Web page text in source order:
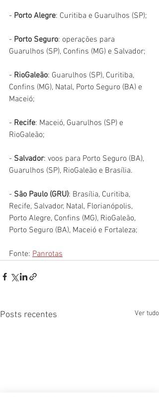
- Porto Alegre: Curitiba e Guarulhos (SP);
- Porto Seguro: operações para
Guarulhos (SP), Confins (MG) e Salvador;
- RioGaleão: Guarulhos (SP), Curitiba,
Confins (MG), Natal, Porto Seguro (BA) e
Maceió;
- Recife: Maceió, Guarulhos (SP) e
RioGaleão;
- Salvador: voos para Porto Seguro (BA),
Guarulhos (SP), RioGaleão e Brasília.
- São Paulo (GRU): Brasília, Curitiba,
Recife, Salvador, Natal, Florianópolis,
Porto Alegre, Confins (MG), RioGaleão,
Porto Seguro (BA), Maceió e Fortaleza;
Fonte: Panrotas
Posts recentes Ver tudo